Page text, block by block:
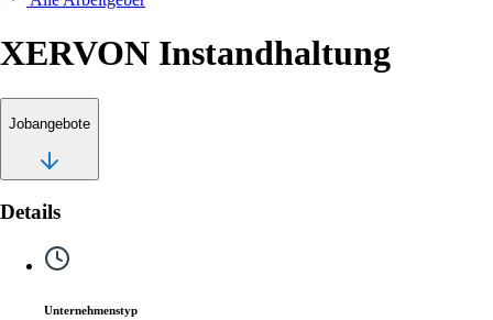
XERVON Instandhaltung
Jobangebote
Details
Unternehmenstyp